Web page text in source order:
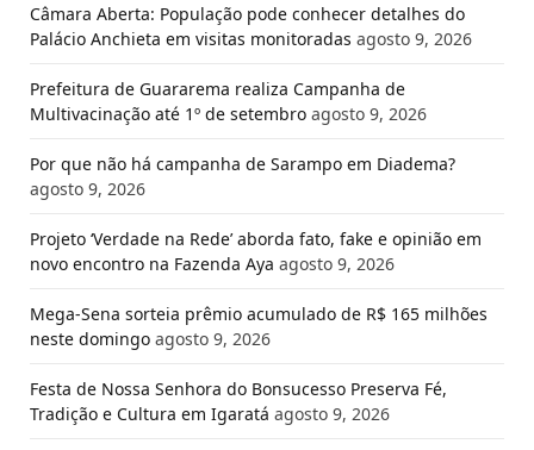
Câmara Aberta: População pode conhecer detalhes do
Palácio Anchieta em visitas monitoradas agosto 9, 2026
Prefeitura de Guararema realiza Campanha de
Multivacinação até 1º de setembro agosto 9, 2026
Por que não há campanha de Sarampo em Diadema?
agosto 9, 2026
Projeto ‘Verdade na Rede’ aborda fato, fake e opinião em
novo encontro na Fazenda Aya agosto 9, 2026
Mega-Sena sorteia prêmio acumulado de R$ 165 milhões
neste domingo agosto 9, 2026
Festa de Nossa Senhora do Bonsucesso Preserva Fé,
Tradição e Cultura em Igaratá agosto 9, 2026